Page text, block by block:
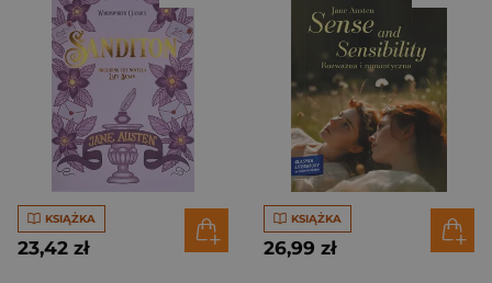
KSIĄŻKA
23,42 zł
KSIĄŻKA
26,99 zł